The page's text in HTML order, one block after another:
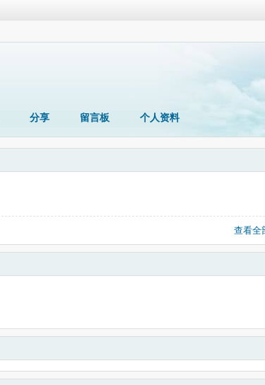
分享 留言板 个人资料
查看全